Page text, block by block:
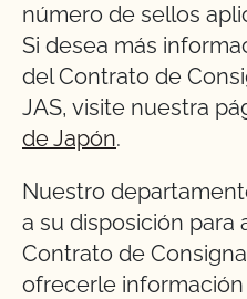
número de sellos
Si desea más
del Contrato de
JAS, visite nuestra
de Japón.
Nuestro
a su disposición para
Contrato de
ofrecerle